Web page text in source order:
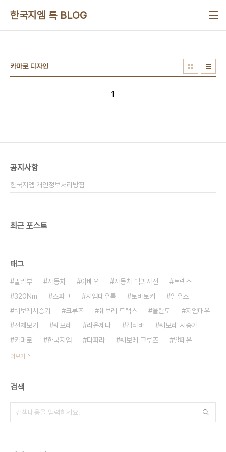
한국지엠 톡 BLOG
카마로 디자인
1
공지사항
한국지엠 개인정보처리방침
최근 포스트
태그
말리부 자동차 아베오 자동차 백과사전
트랙스
320Nm
스파크 지엠대우톡 토비토커
엘우즈
쉐보레시승기
크루즈 쉐보레 트랙스 올란도
지엠대우
전체보기
쉐보레 라온제나 캡티바
쉐보레 시승기
카마로
한국지엠 다파라 쉐보레 크루즈 알페온
더보기
검색